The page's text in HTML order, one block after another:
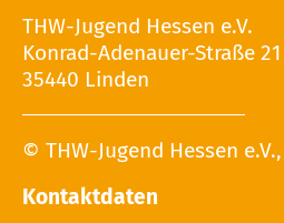
THW-Jugend Hessen e.V.
Konrad-Adenauer-Straße 21
35440 Linden
© THW-Jugend Hessen
Kontaktdaten